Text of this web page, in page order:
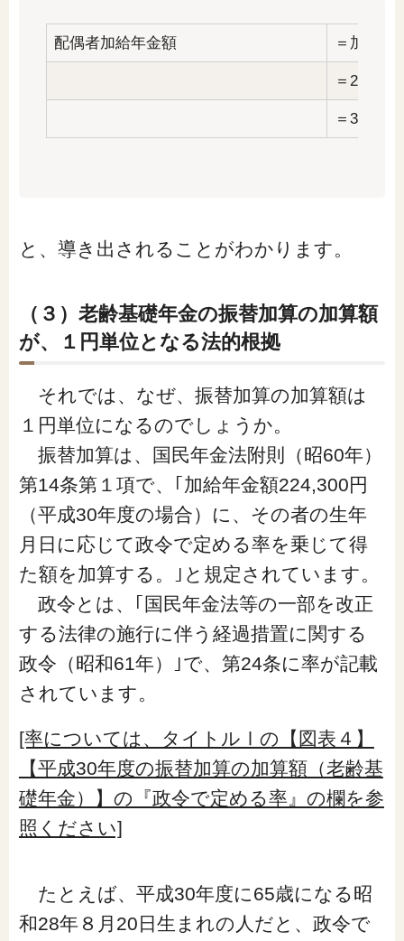
配偶者加給年金額 ＝加給年
＝
＝
と、導き出されることがわかります。
（３）老齢基礎年金の振替加算の加算額
が、１円単位となる法的根拠
それでは、なぜ、振替加算の加算額は
１円単位になるのでしょうか。
振替加算は、国民年金法附則（昭60年）
第14条第１項で、｢加給年金額224,300円
（平成30年度の場合）に、その者の生年
月日に応じて政令で定める率を乗じて得
た額を加算する。｣と規定されています。
政令とは、｢国民年金法等の一部を改正
する法律の施行に伴う経過措置に関する
政令（昭和61年）｣で、第24条に率が記載
されています。
[率については、タイトルⅠの【図表４】
【平成30年度の振替加算の加算額（老齢基
礎年金）】の『政令で定める率』の欄を参
照ください]
たとえば、平成30年度に65歳になる昭
和28年８月20日生まれの人だと、政令で